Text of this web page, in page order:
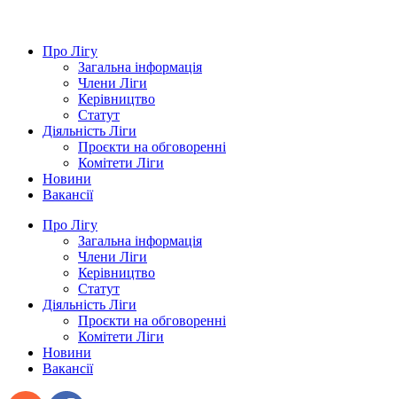
Про Лігу
Загальна інформація
Члени Ліги
Керівництво
Статут
Діяльність Ліги
Проєкти на обговоренні
Комітети Ліги
Новини
Вакансії
Про Лігу
Загальна інформація
Члени Ліги
Керівництво
Статут
Діяльність Ліги
Проєкти на обговоренні
Комітети Ліги
Новини
Вакансії